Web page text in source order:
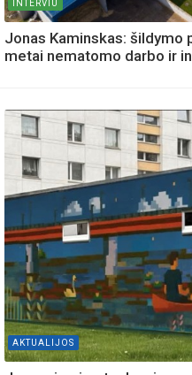
INTERVIU
Jonas Kaminskas: šildymo
metai nematomo darbo ir
AKTUALIJOS